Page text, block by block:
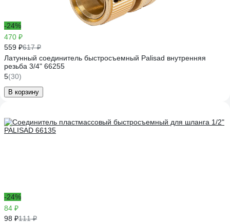
-24%
470 ₽
559 ₽617 ₽
Латунный соединитель быстросъемный Palisad внутренняя
резьба 3/4" 66255
5(30)
В корзину
-24%
84 ₽
98 ₽111 ₽